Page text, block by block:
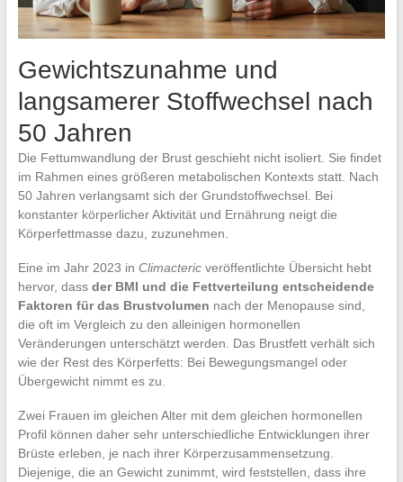
Gewichtszunahme und
langsamerer Stoffwechsel nach
50 Jahren
Die Fettumwandlung der Brust geschieht nicht isoliert. Sie findet
im Rahmen eines größeren metabolischen Kontexts statt. Nach
50 Jahren verlangsamt sich der Grundstoffwechsel. Bei
konstanter körperlicher Aktivität und Ernährung neigt die
Körperfettmasse dazu, zuzunehmen.
Eine im Jahr 2023 in Climactericveröffentlichte Übersicht hebt
hervor, dass der BMI und die Fettverteilung entscheidende
Faktoren für das Brustvolumen nach der Menopause sind,
die oft im Vergleich zu den alleinigen hormonellen
Veränderungen unterschätzt werden. Das Brustfett verhält sich
wie der Rest des Körperfetts: Bei Bewegungsmangel oder
Übergewicht nimmt es zu.
Zwei Frauen im gleichen Alter mit dem gleichen hormonellen
Profil können daher sehr unterschiedliche Entwicklungen ihrer
Brüste erleben, je nach ihrer Körperzusammensetzung.
Diejenige, die an Gewicht zunimmt, wird feststellen, dass ihre